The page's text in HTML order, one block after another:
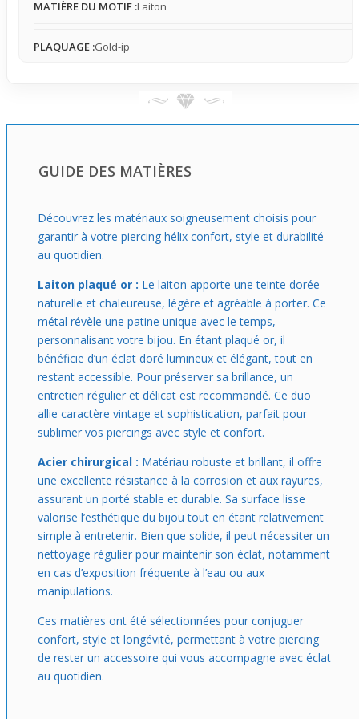
MATIÈRE DU MOTIF :Laiton
PLAQUAGE :Gold-ip
GUIDE DES MATIÈRES
Découvrez les matériaux soigneusement choisis pour
garantir à votre piercing hélix confort, style et durabilité
au quotidien.
Laiton plaqué or : Le laiton apporte une teinte dorée
naturelle et chaleureuse, légère et agréable à porter. Ce
métal révèle une patine unique avec le temps,
personnalisant votre bijou. En étant plaqué or, il
bénéficie d’un éclat doré lumineux et élégant, tout en
restant accessible. Pour préserver sa brillance, un
entretien régulier et délicat est recommandé. Ce duo
allie caractère vintage et sophistication, parfait pour
sublimer vos piercings avec style et confort.
Acier chirurgical : Matériau robuste et brillant, il offre
une excellente résistance à la corrosion et aux rayures,
assurant un porté stable et durable. Sa surface lisse
valorise l’esthétique du bijou tout en étant relativement
simple à entretenir. Bien que solide, il peut nécessiter un
nettoyage régulier pour maintenir son éclat, notamment
en cas d’exposition fréquente à l’eau ou aux
manipulations.
Ces matières ont été sélectionnées pour conjuguer
confort, style et longévité, permettant à votre piercing
de rester un accessoire qui vous accompagne avec éclat
au quotidien.